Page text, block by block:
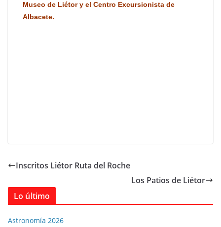
Museo de Liétor y el Centro Excursionista de
Albacete.
Inscritos Liétor Ruta del Roche
Los Patios de Liétor
Lo último
Astronomía 2026